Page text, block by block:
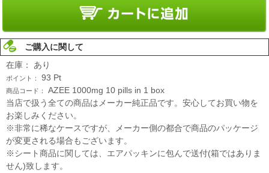
ご購入に関して
在庫： あり
ポイント： 93 Pt
商品コード：
AZEE 1000mg 10 pills in 1 box
当店で扱う全ての商品はメーカー純正品です。安心してお買い物を
お楽しみください。
※非常に稀なケースですが、メーカー側の都合で商品のパッケージ
が変更される場合もございます。
※シート商品に関しては、エアパッキンに包んで送付(箱ではありま
せん)致します。